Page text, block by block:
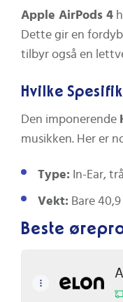
Apple AirPods 4
Dette gir en
tilbyr også en
Hvilke
Den imponerende
musikken. Her er
Type: In-Ear,
Vekt: Bare
Bluetooth:
IP-kode:IP54 -
Beste